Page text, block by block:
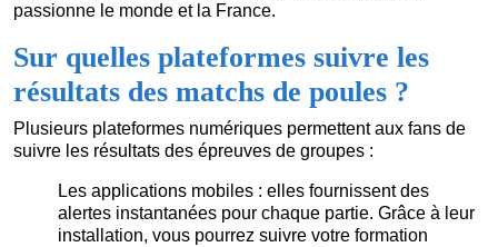
passionne le monde et la France.
Sur quelles plateformes suivre les
résultats des matchs de poules ?
Plusieurs plateformes numériques permettent aux fans de
suivre les résultats des épreuves de groupes :
Les applications mobiles : elles fournissent des
alertes instantanées pour chaque partie. Grâce à leur
installation, vous pourrez suivre votre formation